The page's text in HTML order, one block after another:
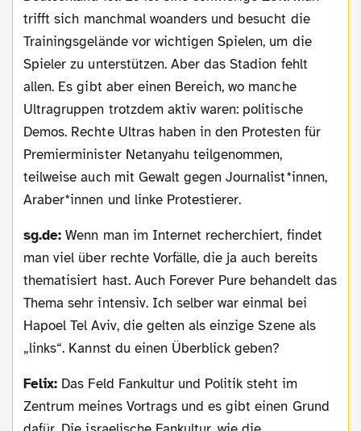
trifft sich manchmal woanders und besucht die
Trainingsgelände vor wichtigen Spielen, um die
Spieler zu unterstützen. Aber das Stadion fehlt
allen. Es gibt aber einen Bereich, wo manche
Ultragruppen trotzdem aktiv waren: politische
Demos. Rechte Ultras haben in den Protesten für
Premierminister Netanyahu teilgenommen,
teilweise auch mit Gewalt gegen Journalist*innen,
Araber*innen und linke Protestierer.
sg.de: Wenn man im Internet recherchiert, findet
man viel über rechte Vorfälle, die ja auch bereits
thematisiert hast. Auch Forever Pure behandelt das
Thema sehr intensiv. Ich selber war einmal bei
Hapoel Tel Aviv, die gelten als einzige Szene als
„links“. Kannst du einen Überblick geben?
Felix: Das Feld Fankultur und Politik steht im
Zentrum meines Vortrags und es gibt einen Grund